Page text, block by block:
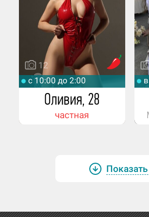
Положительно отношусь
Водишь ли ты машину?
Машину не вожу.
Если тебя везут, ты
адреналин, или
Люблю быструю езду.
c 10:00 до 2:00
Оливия, 28
частная
12